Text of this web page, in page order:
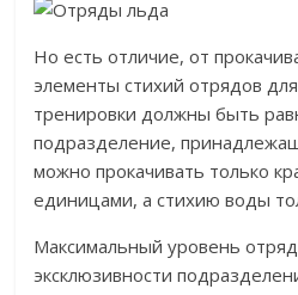
Но есть отличие, от
элементы стихий отрядов
тренировки должны быть
подразделение,
можно прокачивать только
единицами, а стихию воды
Максимальный уровень
эксклюзивности